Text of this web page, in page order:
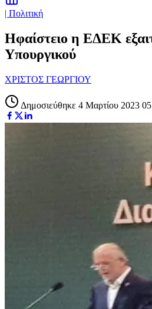
| Πολιτική
Ηφαίστειο η ΕΔΕΚ
Υπουργικού
ΧΡΙΣΤΟΣ ΓΕΩΡΓΙΟΥ
Δημοσιεύθηκε 4 Μαρτίου 2023